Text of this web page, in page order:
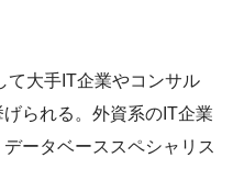
て大手IT企業やコンサル
られる。外資系のIT企業
ータベーススペシャリス